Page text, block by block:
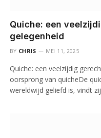
Quiche: een
gelegenheid
BY CHRIS MEI 11, 2025
Quiche: een veelzijdig
oorsprong van quicheDe
wereldwijd geliefd is, vindt